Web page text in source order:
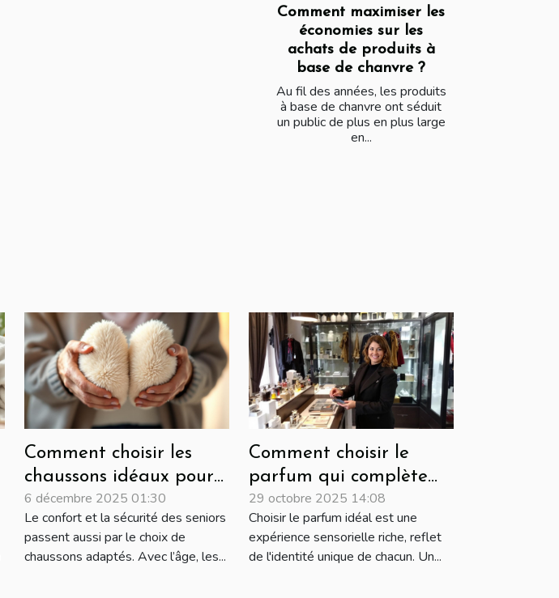
Comment maximiser les
économies sur les
achats de produits à
base de chanvre ?
Au fil des années, les produits
à base de chanvre ont séduit
un public de plus en plus large
en...
Comment choisir les
chaussons idéaux pour
les seniors ?
6 décembre 2025 01:30
Le confort et la sécurité des seniors
passent aussi par le choix de
chaussons adaptés. Avec l’âge, les...
Comment choisir le
parfum qui complète
votre personnalité?
29 octobre 2025 14:08
Choisir le parfum idéal est une
expérience sensorielle riche, reflet
de l'identité unique de chacun. Un...